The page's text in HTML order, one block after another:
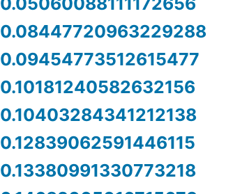
0.08447720963229288
0.09454773512615477
0.10181240582632156
0.10403284341212138
0.12839062591446115
0.13380991330773218